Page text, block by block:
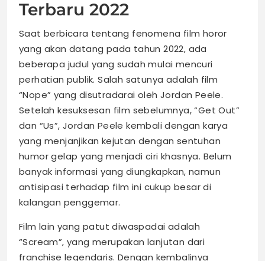
Terbaru 2022
Saat berbicara tentang fenomena film horor
yang akan datang pada tahun 2022, ada
beberapa judul yang sudah mulai mencuri
perhatian publik. Salah satunya adalah film
“Nope” yang disutradarai oleh Jordan Peele.
Setelah kesuksesan film sebelumnya, “Get Out”
dan “Us”, Jordan Peele kembali dengan karya
yang menjanjikan kejutan dengan sentuhan
humor gelap yang menjadi ciri khasnya. Belum
banyak informasi yang diungkapkan, namun
antisipasi terhadap film ini cukup besar di
kalangan penggemar.
Film lain yang patut diwaspadai adalah
“Scream”, yang merupakan lanjutan dari
franchise legendaris. Dengan kembalinya